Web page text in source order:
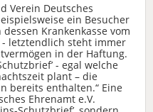
Verein Deutsches
ein Besucher
Krankenkasse vom
letztendlich steht immer
in der Haftung.
- egal welche
plant – die
bereits enthalten.“ Eine
Ehrenamt e.V.